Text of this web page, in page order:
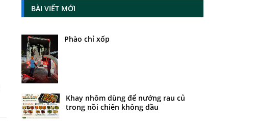
BÀI VIẾT MỚI
Phào chỉ xốp
Khay nhôm dùng để nướng rau củ
trong nồi chiên không dầu